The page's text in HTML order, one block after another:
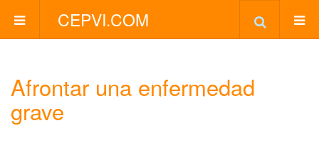
CEPVI.COM
Afrontar una enfermedad
grave